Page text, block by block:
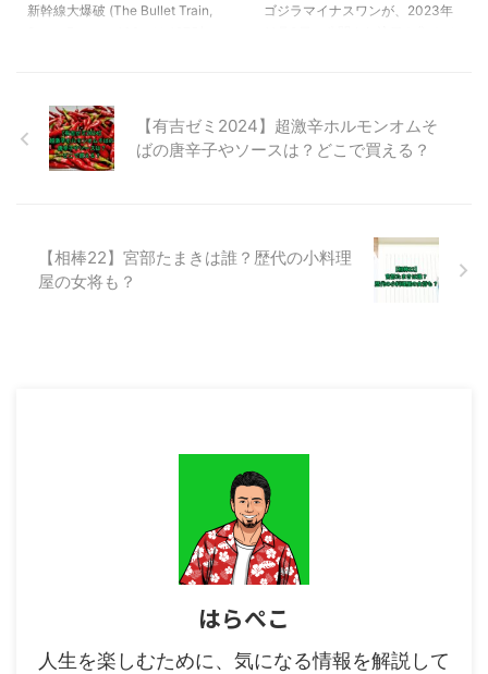
ました。 そして、舞台が諏訪に
【Netflix】クレイジークルーズ
新幹線大爆破 (The Bullet Train,
わることが発表されました。 新
作はリブート作品ということで、
全く新しい作品となりますが、パ
109）は是非見ておきたいです
ね。 この記事では、新幹線大爆
破 (The Bullet Train ...
ゴジラマイナスワンが、2023年
ラボイベントの情報をお伝えしま
す。 ゴジラマイナスワンのロケ
地は？ ゴジラマイナスワンの概
日に公開された、TOHOスタジオ
とROBOT制作による日本の映画
です。この映画は、戦後間もない
【有吉ゼミ2024】超激辛ホルモンオムそ
ばの唐辛子やソースは？どこで買える？
【相棒22】宮部たまきは誰？歴代の小料理
屋の女将も？
はらぺこ
人生を楽しむために、気になる情報を解説して